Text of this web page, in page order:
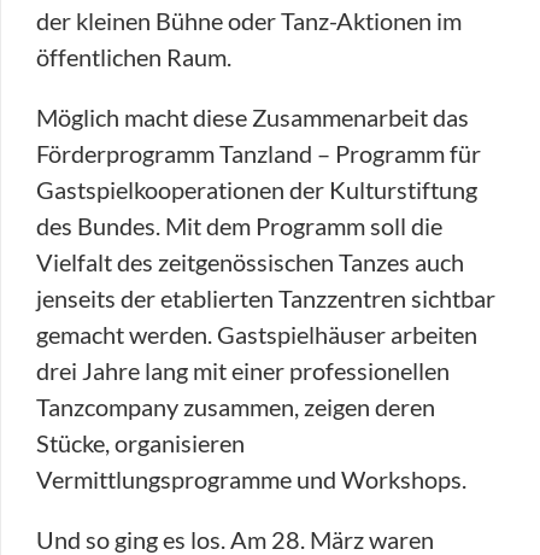
der kleinen Bühne oder Tanz-Aktionen im
öffentlichen Raum.
Möglich macht diese Zusammenarbeit das
Förderprogramm Tanzland – Programm für
Gastspielkooperationen der Kulturstiftung
des Bundes. Mit dem Programm soll die
Vielfalt des zeitgenössischen Tanzes auch
jenseits der etablierten Tanzzentren sichtbar
gemacht werden. Gastspielhäuser arbeiten
drei Jahre lang mit einer professionellen
Tanzcompany zusammen, zeigen deren
Stücke, organisieren
Vermittlungsprogramme und Workshops.
Und so ging es los. Am 28. März waren